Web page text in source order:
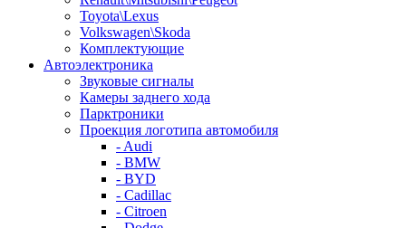
Toyota\Lexus
Volkswagen\Skoda
Комплектующие
Автоэлектроника
Звуковые сигналы
Камеры заднего хода
Парктроники
Проекция логотипа автомобиля
- Audi
- BMW
- BYD
- Cadillac
- Citroen